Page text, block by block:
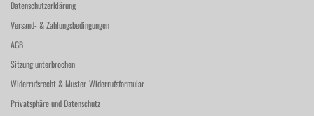
Datenschutzerklärung
Versand- & Zahlungsbedingungen
AGB
Sitzung unterbrochen
Widerrufsrecht & Muster-Widerrufsformular
Privatsphäre und Datenschutz